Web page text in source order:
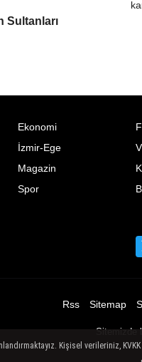
Sultanları
Ekonomi
İzmir-Ege
Magazin
Spor
Rss Sitemap
Sitemizde
Kişisel verileriniz,